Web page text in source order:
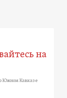
на
Южном Кавказе